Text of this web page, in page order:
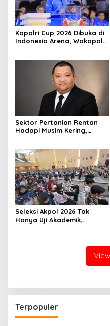
Kapolri Cup 2026 Dibuka di
Indonesia Arena, Wakapolri
Sektor Pertanian Rentan
Hadapi Musim Kering,
Seleksi Akpol 2026 Tak
Hanya Uji Akademik,
Terpopuler